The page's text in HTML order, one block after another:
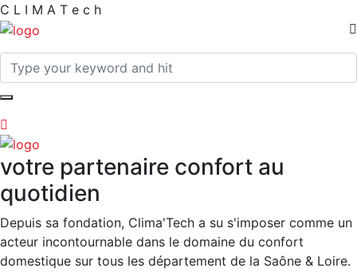
C L I M A T e c h
votre partenaire confort au
quotidien
Depuis sa fondation, Clima'Tech a su s'imposer comme un
acteur incontournable dans le domaine du confort
domestique sur tous les département de la Saône & Loire.